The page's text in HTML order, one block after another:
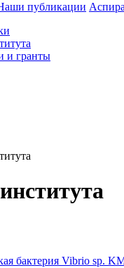
публикации
и гранты
бактерия Vibrio sp.